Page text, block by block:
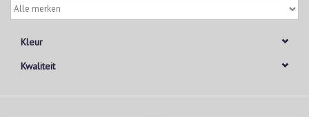
Kleur
Kwaliteit